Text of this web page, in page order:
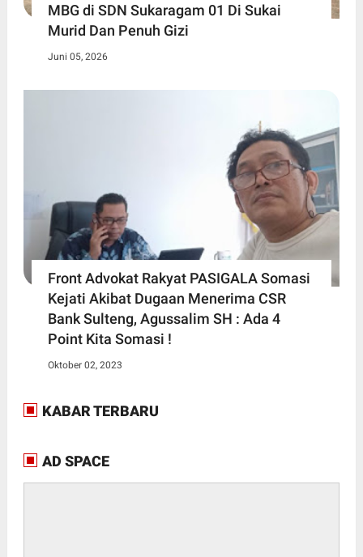
MBG di SDN Sukaragam 01 Di Sukai
Murid Dan Penuh Gizi
Juni 05, 2026
Front Advokat Rakyat PASIGALA Somasi
Kejati Akibat Dugaan Menerima CSR
Bank Sulteng, Agussalim SH : Ada 4
Point Kita Somasi !
Oktober 02, 2023
KABAR TERBARU
AD SPACE